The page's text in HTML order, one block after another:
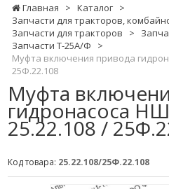
Главная > Каталог >
Запчасти для тракторов,
Запчасти для тракторов
>
Запчасти Т-25А/Ф
>
Муфта включения привода
25Ф.22.108
Муфта
гидронасоса
25.22.108 /
Код товара: 25.22.108/25Ф.22.108